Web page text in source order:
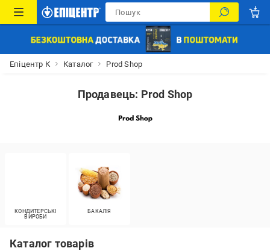
Епіцентр К Каталог Prod Shop
Продавець: Prod Shop
КОНДИТЕРСЬКІ
ВИРОБИ
БАКАЛІЯ
Каталог товарів